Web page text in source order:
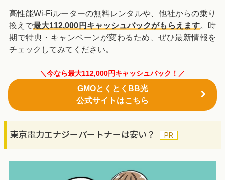
高性能Wi-Fiルーターの無料レンタルや、他社からの乗り
換えで最大112,000円キャッシュバックがもらえます。時
期で特典・キャンペーンが変わるため、ぜひ最新情報を
チェックしてみてください。
＼今なら最大112,000円キャッシュバック！／
GMOとくとくBB光
公式サイトはこちら
東京電力エナジーパートナーは安い？